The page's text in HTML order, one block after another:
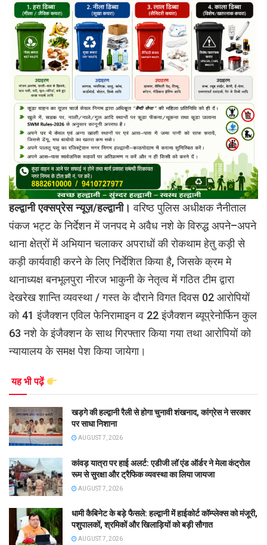
हल्द्वानी एक्सप्रेस न्यूज़/हल्द्वानी।वरिष्ठ पुलिस अधीक्षक नैनीताल
पंकज भट्ट के निर्देशन में जनपद मे अवैध नशे के विरुद्ध अपने–अपने
थाना क्षेत्रों में अभियान चलाकर अपराधों की रोकथाम हेतु कड़ी से
कड़ी कार्यवाही करने के लिए निर्देशित किया है, जिसके क्रम मे
थानाध्यक्ष बनभूलपुरा नीरज भाकुनी के नेतृत्व में गठित टीम द्वारा
देखरेख शान्ति व्यवस्था / गस्त के दौराने विगत दिवस 02 आरोपियों
को 41 इंजैक्शन एविल फेनिरामाइन व 22 इंजैक्शन ब्यूप्रेनोर्फिन कुल
63 नशे के इंजैक्शन के साथ गिरफ्तार किया गया तथा आरोपियों को
न्यायालय के समक्ष पेश किया जायेगा।
यह भी पढ़ें
खड़गे की हल्द्वानी रैली से होगा चुनावी शंखनाद, कांग्रेस ने सरकार
पर साधा निशाना
AUGUST 7, 2026
कांवड़ यात्रा पर हाई अलर्ट: एडीजी लॉ एंड ऑर्डर ने मेला कंट्रोल
रूम से सुरक्षा और ट्रैफिक व्यवस्था का लिया जायजा
AUGUST 7, 2026
धामी कैबिनेट के बड़े फैसले: हल्द्वानी में हाईकोर्ट कॉम्प्लेक्स को मंजूरी,
पशुपालकों, श्रमिकों और खिलाड़ियों को बड़ी सौगात
AUGUST 7, 2026